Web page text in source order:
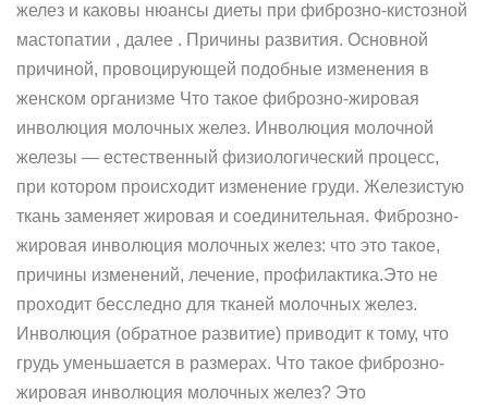
желез и каковы нюансы диеты при фиброзно-кистозной
мастопатии , далее . Причины развития. Основной
причиной, провоцирующей подобные изменения в
женском организме Что такое фиброзно-жировая
инволюция молочных желез. Инволюция молочной
железы — естественный физиологический процесс,
при котором происходит изменение груди. Железистую
ткань заменяет жировая и соединительная. Фиброзно-
жировая инволюция молочных желез: что это такое,
причины изменений, лечение, профилактика.Это не
проходит бесследно для тканей молочных желез.
Инволюция (обратное развитие) приводит к тому, что
грудь уменьшается в размерах. Что такое фиброзно-
жировая инволюция молочных желез? Это